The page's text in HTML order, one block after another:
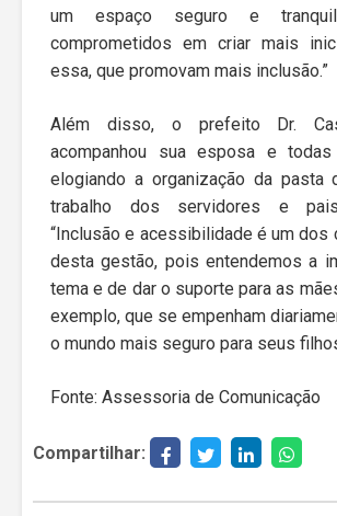
um espaço seguro e
comprometidos em criar mais
essa, que promovam mais inclusão.”
Além disso, o prefeito Dr.
acompanhou sua esposa e
elogiando a organização da pasta
trabalho dos servidores e
“Inclusão e acessibilidade é um dos
desta gestão, pois entendemos a
tema e de dar o suporte para as
exemplo, que se empenham
o mundo mais seguro para seus
Fonte: Assessoria de Comunicação
Compartilhar: